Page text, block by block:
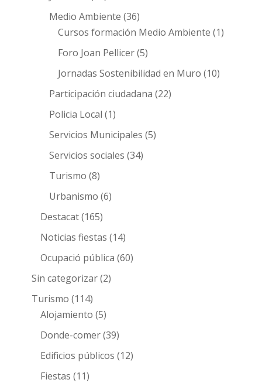
Medio Ambiente (36)
Cursos formación Medio Ambiente (1)
Foro Joan Pellicer(5)
Jornadas Sostenibilidad en Muro (10)
Participación ciudadana (22)
Policia Local (1)
Servicios Municipales (5)
Servicios sociales (34)
Turismo (8)
Urbanismo (6)
Destacat(165)
Noticias fiestas (14)
Ocupació pública (60)
Sin categorizar(2)
Turismo (114)
Alojamiento (5)
Donde-comer(39)
Edificios públicos (12)
Fiestas (11)